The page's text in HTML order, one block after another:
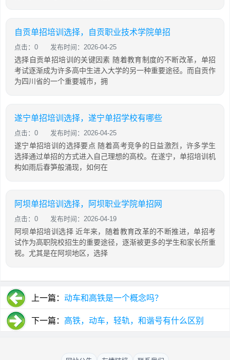
自贡单招培训选择，自贡职业技术学院单招
点击：0 发布时间：2026-04-25
选择自贡单招培训的关键因素 随着教育制度的不断改革，单招
考试逐渐成为许多高中生进入大学的另一种重要途径。而自贡作
为四川省的一个重要城市，拥
遂宁单招培训选择，遂宁单招学校有哪些
点击：0 发布时间：2026-04-25
遂宁单招培训的选择要点 随着高考竞争的日益激烈，许多学生
选择通过单招的方式进入自己理想的高校。在遂宁，单招培训机
构如雨后春笋般涌现，如何在
阿坝单招培训选择，阿坝职业学院单招网
点击：0 发布时间：2026-04-19
阿坝单招培训选择 近年来，随着教育改革的不断推进，单招考
试作为高职院校招生的重要途径，逐渐被更多的学生和家长所重
视。尤其是在阿坝地区，选择
上一篇： 动车和高铁是一个概念吗？
下一篇： 高铁，动车，轻轨，和谐号有什么区别